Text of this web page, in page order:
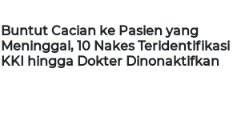
Buntut Cacian ke Pasien yang
Meninggal, 10 Nakes Teridentifikasi
KKI hingga Dokter Dinonaktifkan